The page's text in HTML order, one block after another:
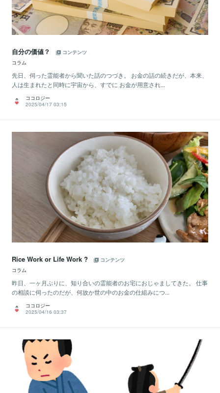
自分の価値？
コンテンツ
コラム
先日、伺った霊能者から聞いた話のつづき。 お金の話の続きだが、本来、
人は生まれたと同時に宇宙から、すでに お金が用意され...
ココロジー
2025/04/17 03:15
Rice Work or Life Work ?
コンテンツ
コラム
昨日、一ヶ月ぶりに、知り合いの霊能者のお宅におじゃましてきた。 仕事
の相談に伺ったのだが、何故か世の中のお金の仕組みにつ...
ココロジー
2025/04/16 03:37